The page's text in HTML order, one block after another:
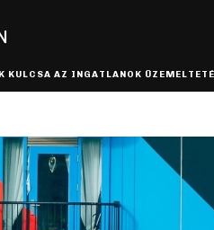
KULCSA AZ INGATLANOK